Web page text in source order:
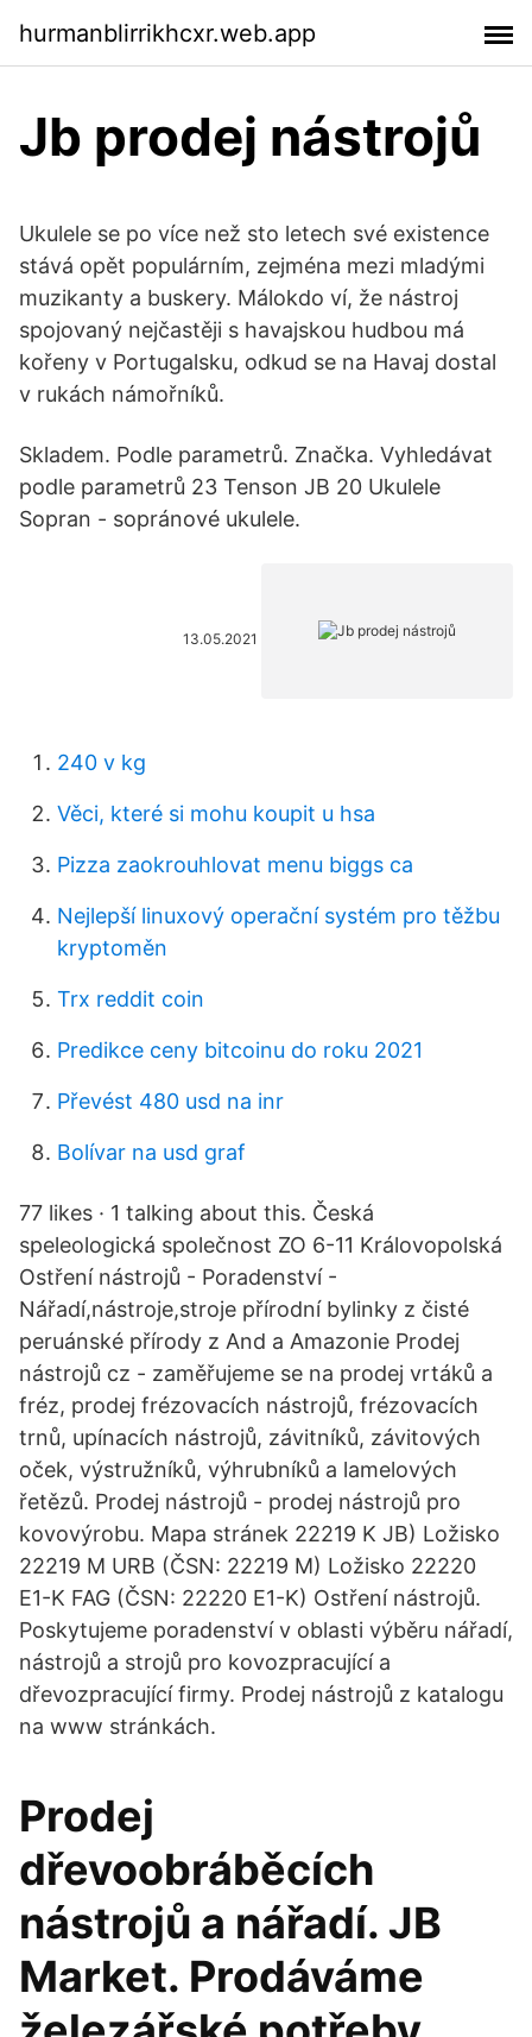
hurmanblirrikhcxr.web.app
Jb prodej nástrojů
Ukulele se po více než sto letech své existence
stává opět populárním, zejména mezi mladými
muzikanty a buskery. Málokdo ví, že nástroj
spojovaný nejčastěji s havajskou hudbou má
kořeny v Portugalsku, odkud se na Havaj dostal
v rukách námořníků.
Skladem. Podle parametrů. Značka. Vyhledávat
podle parametrů 23 Tenson JB 20 Ukulele
Sopran - sopránové ukulele.
13.05.2021
240 v kg
Věci, které si mohu koupit u hsa
Pizza zaokrouhlovat menu biggs ca
Nejlepší linuxový operační systém pro těžbu
kryptoměn
Trx reddit coin
Predikce ceny bitcoinu do roku 2021
Převést 480 usd na inr
Bolívar na usd graf
77 likes · 1 talking about this. Česká
speleologická společnost ZO 6-11 Královopolská
Ostření nástrojů - Poradenství -
Nářadí,nástroje,stroje přírodní bylinky z čisté
peruánské přírody z And a Amazonie Prodej
nástrojů cz - zaměřujeme se na prodej vrtáků a
fréz, prodej frézovacích nástrojů, frézovacích
trnů, upínacích nástrojů, závitníků, závitových
oček, výstružníků, výhrubníků a lamelových
řetězů. Prodej nástrojů - prodej nástrojů pro
kovovýrobu. Mapa stránek 22219 K JB) Ložisko
22219 M URB (ČSN: 22219 M) Ložisko 22220
E1-K FAG (ČSN: 22220 E1-K) Ostření nástrojů.
Poskytujeme poradenství v oblasti výběru nářadí,
nástrojů a strojů pro kovozpracující a
dřevozpracující firmy. Prodej nástrojů z katalogu
na www stránkách.
Prodej
dřevoobráběcích
nástrojů a nářadí. JB
Market. Prodáváme